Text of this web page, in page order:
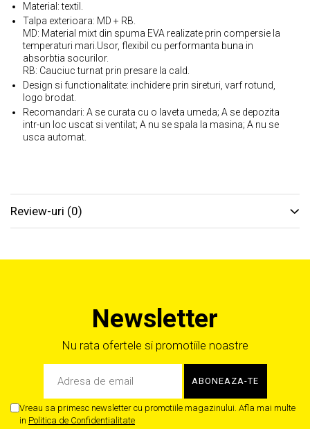
Material: textil.
Talpa exterioara: MD + RB.
MD: Material mixt din spuma EVA realizate prin compersie la
temperaturi mari.Usor, flexibil cu performanta buna in
absorbtia socurilor.
RB: Cauciuc turnat prin presare la cald.
Design si functionalitate: inchidere prin sireturi, varf rotund,
logo brodat.
Recomandari: A se curata cu o laveta umeda; A se depozita
intr-un loc uscat si ventilat; A nu se spala la masina; A nu se
usca automat.
Review-uri (0)
Newsletter
Nu rata ofertele si promotiile noastre
Vreau sa primesc newsletter cu promotiile magazinului. Afla mai multe
in Politica de Confidentialitate